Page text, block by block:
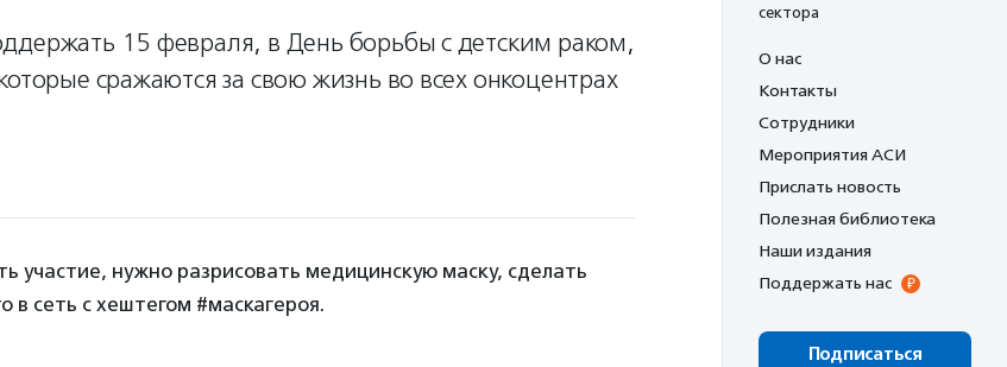
15 февраля, в День борьбы с детским раком,
сражаются за свою жизнь во всех онкоцентрах
участие, нужно разрисовать медицинскую маску, сделать
в сеть с хештегом #маскагероя.
сектора
О нас
Контакты
Сотрудники
Мероприятия АСИ
Прислать новость
Полезная библиотека
Наши издания
Поддержать нас
Подписаться